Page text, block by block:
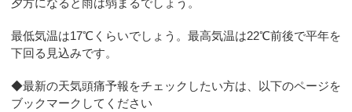
最低気温は17℃くらいでしょう。最高気温は22℃前後で平年を
下回る見込みです。
◆最新の天気頭痛予報をチェックしたい方は、以下のページを
ブックマークしてください